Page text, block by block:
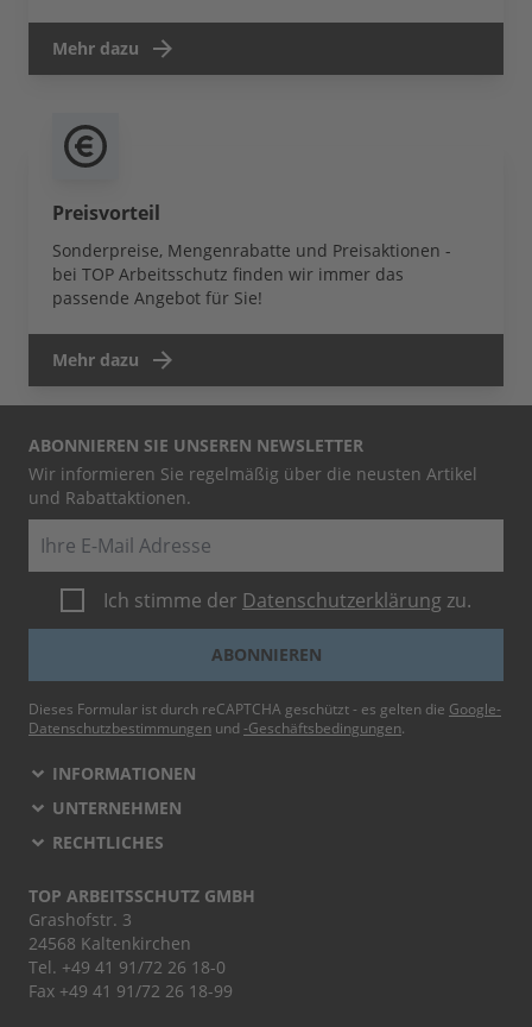
Mehr dazu
Preisvorteil
Sonderpreise, Mengenrabatte und Preisaktionen -
bei TOP Arbeitsschutz finden wir immer das
passende Angebot für Sie!
Mehr dazu
ABONNIEREN SIE UNSEREN NEWSLETTER
Wir informieren Sie regelmäßig über die neusten Artikel
und Rabattaktionen.
Ich stimme der Datenschutzerklärung zu.
ABONNIEREN
Dieses Formular ist durch reCAPTCHA geschützt - es gelten die Google-
Datenschutzbestimmungen und -Geschäftsbedingungen.
INFORMATIONEN
UNTERNEHMEN
RECHTLICHES
TOP ARBEITSSCHUTZ GMBH
Grashofstr. 3
24568 Kaltenkirchen
Tel. +49 41 91/72 26 18-0
Fax +49 41 91/72 26 18-99